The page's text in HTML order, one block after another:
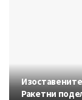
Ракетни